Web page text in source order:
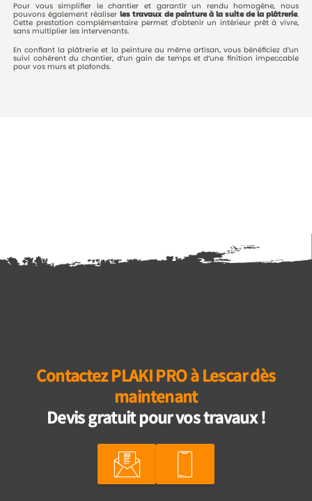
Pour voussimplifier lechantier et garantirun renduhomogène, nous
pouvonségalementréaliserlestravaux depeintureà la suitedela plâtrerie.
Cette prestationcomplémentairepermet d’obtenirun intérieur prêtà vivre,
sansmultiplierlesintervenants.
Enconfiantlaplâtrerieet la peinture au même artisan, vous bénéficiez d’un
suivi cohérent duchantier, d’un gainde temps etd’une finition impeccable
pourvosmursetplafonds.
Contactez PLAKI PRO à Lescar dès
maintenant
Devis gratuit pour vos travaux !